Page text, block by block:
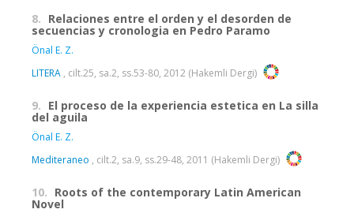
8. Relaciones entre el orden y el desorden de
secuencias y cronologia en Pedro Paramo
Önal E. Z.
LITERA , cilt.25, sa.2, ss.53-80, 2012 (Hakemli Dergi)
9. El proceso de la experiencia estetica en La silla
del aguila
Önal E. Z.
Mediteraneo , cilt.2, sa.9, ss.29-48, 2011 (Hakemli Dergi)
10. Roots of the contemporary Latin American
Novel